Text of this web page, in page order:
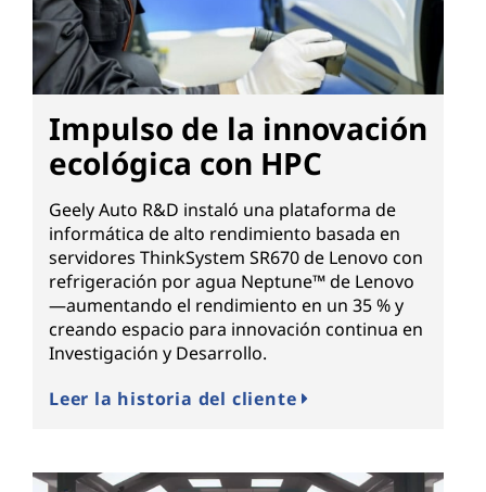
Impulso de la innovación
ecológica con HPC
Geely Auto R&D instaló una plataforma de
informática de alto rendimiento basada en
servidores ThinkSystem SR670 de Lenovo con
refrigeración por agua Neptune™ de Lenovo
—aumentando el rendimiento en un 35 % y
creando espacio para innovación continua en
Investigación y Desarrollo.
Leer la historia del cliente